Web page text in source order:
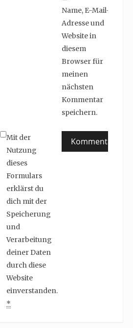
Name, E-Mail-
Adresse und
Website in
diesem
Browser für
meinen
nächsten
Kommentar
speichern.
Mit der
Nutzung
dieses
Formulars
erklärst du
dich mit der
Speicherung
und
Verarbeitung
deiner Daten
durch diese
Website
einverstanden.
*